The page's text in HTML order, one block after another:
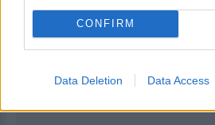
CONFIRM
Data Deletion Data Access